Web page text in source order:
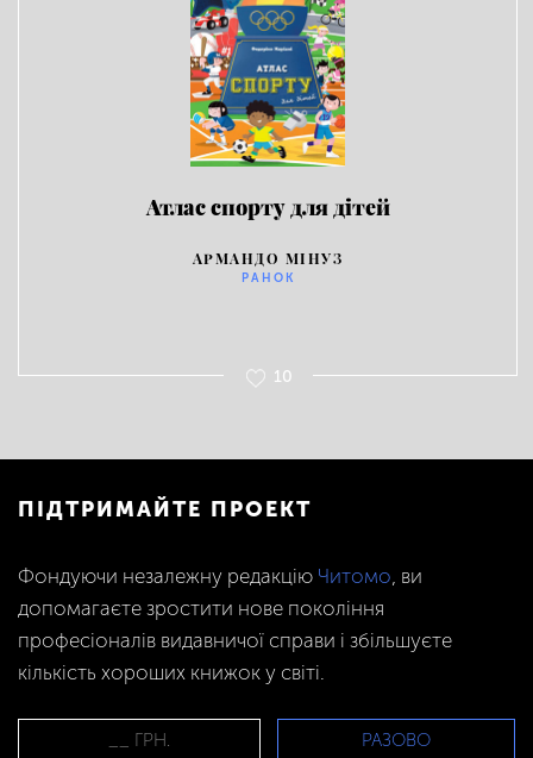
Атлас спорту для дітей
АРМАНДО МІНУЗ
РАНОК
10
ПІДТРИМАЙТЕ ПРОЕКТ
Фондуючи незалежну редакцію Читомо, ви
допомагаєте зростити нове покоління
професіоналів видавничої справи і збільшуєте
кількість хороших книжок у світі.
РАЗОВО